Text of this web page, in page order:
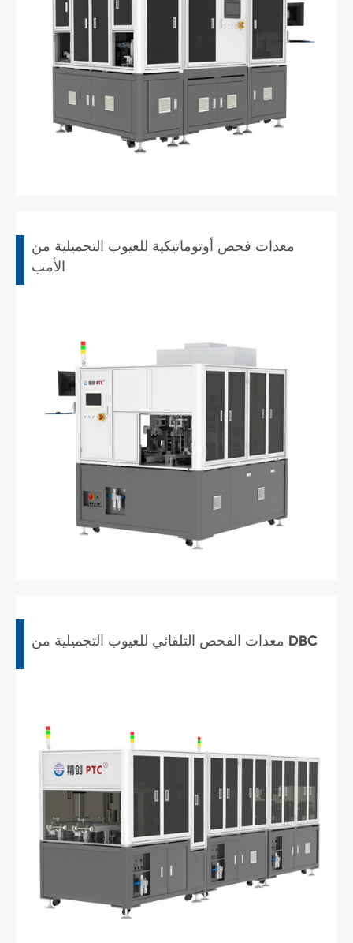
معدات فحص أوتوماتيكية للعيوب التجميلية من
الأمب
معدات الفحص التلقائي للعيوب التجميلية من DBC